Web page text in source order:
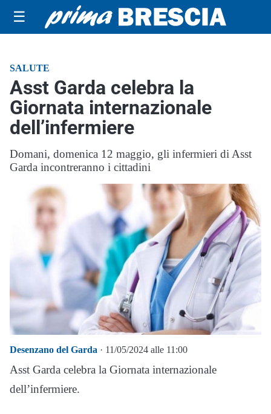
☰
SALUTE
Asst Garda celebra la
Giornata internazionale
dell’infermiere
Domani, domenica 12 maggio, gli infermieri di Asst
Garda incontreranno i cittadini
Desenzano del Garda · 11/05/2024 alle 11:00
Asst Garda celebra la Giornata internazionale
dell’infermiere.